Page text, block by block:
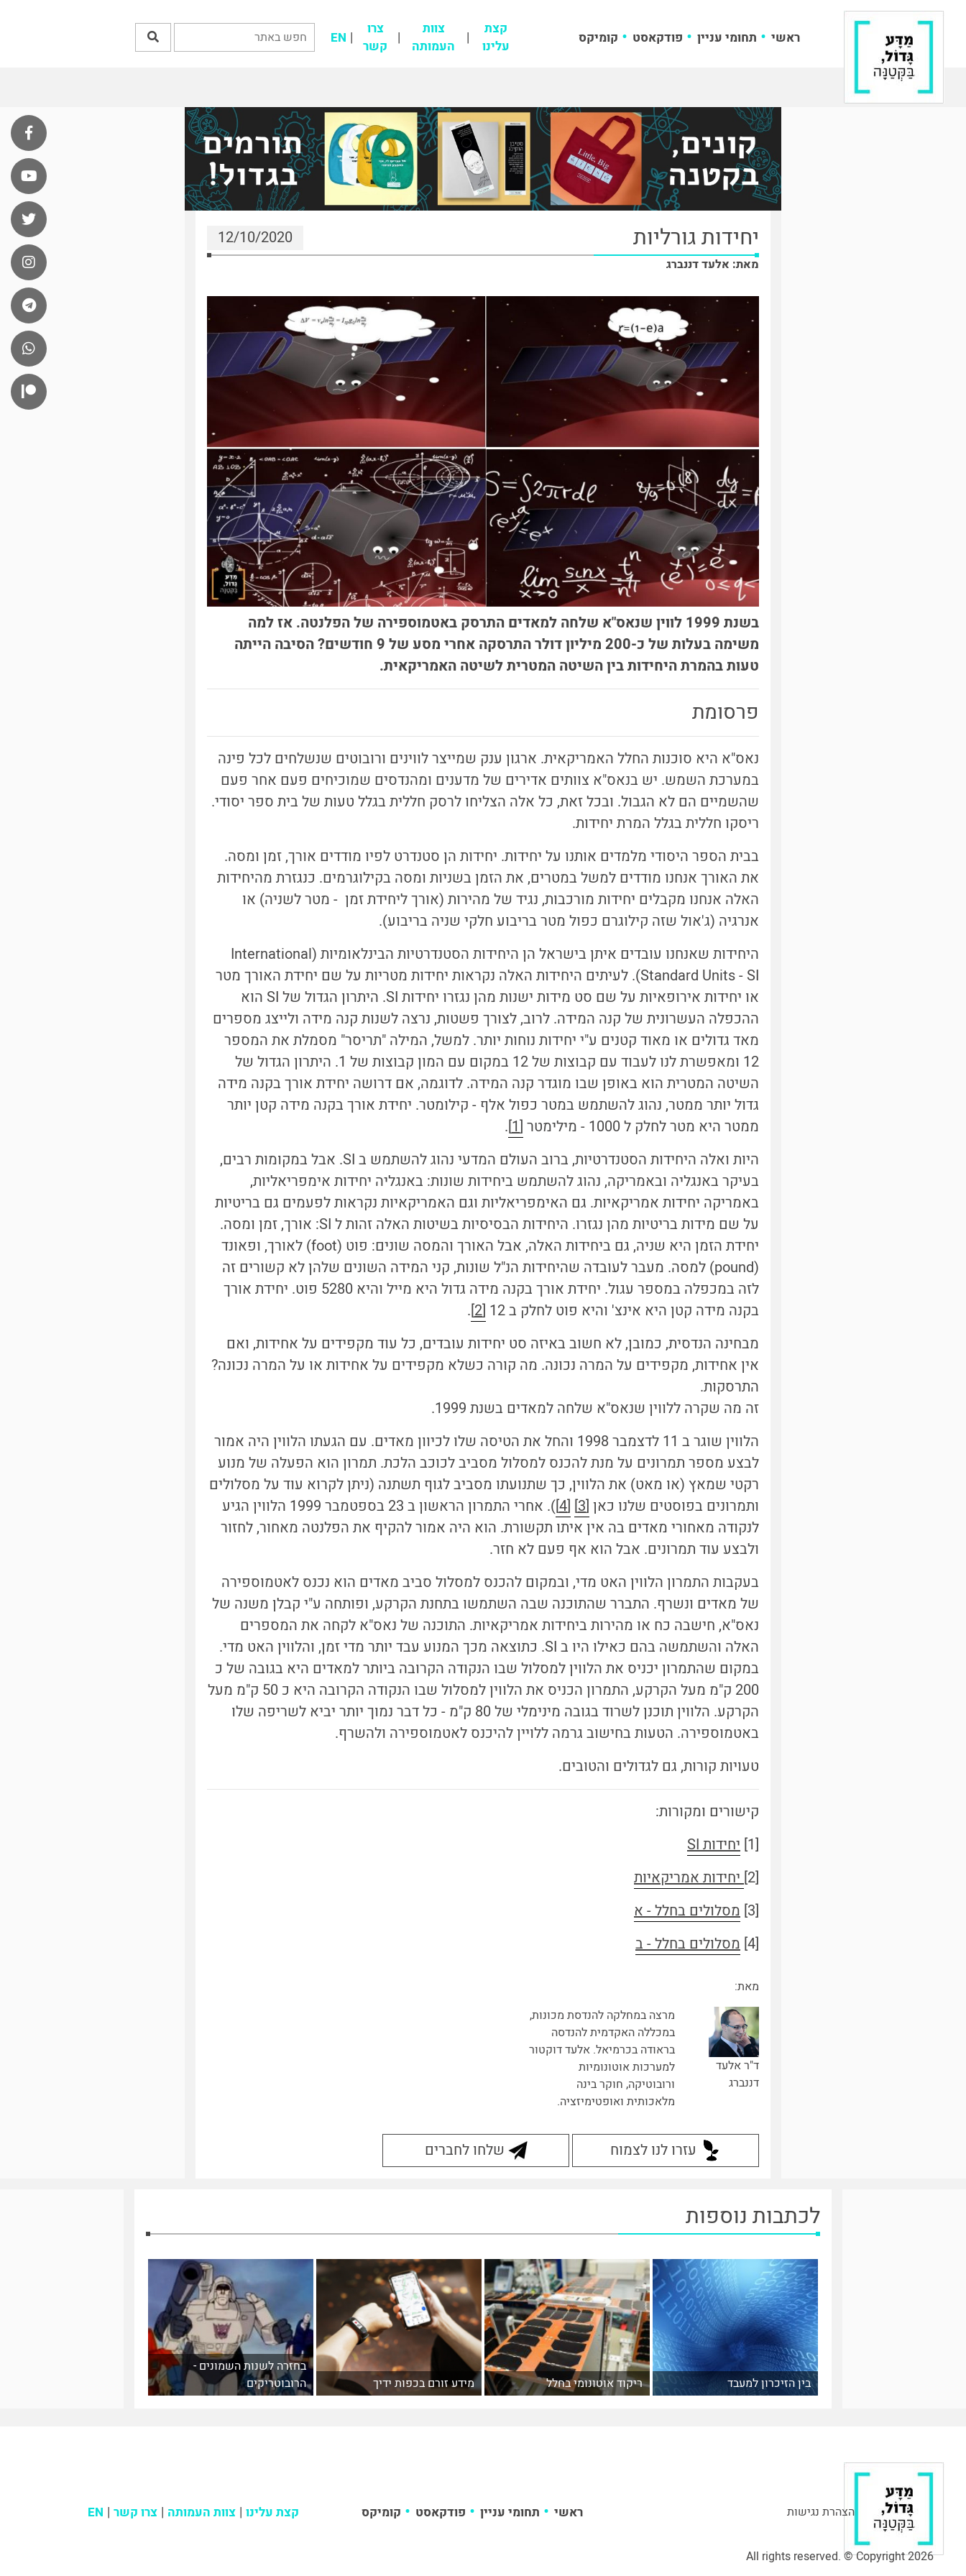
ראשי תחומי עניין פודקאסט קומיקס
קצת
עלינו
צוות
העמותה
צרו
קשר
EN
יחידות גורליות 12/10/2020
מאת: אלעד דננברג
בשנת 1999 לווין שנאס"א שלחה למאדים התרסק באטמוספירה של הפלנטה. אז למה
משימה בעלות של כ-200 מיליון דולר התרסקה אחרי מסע של 9 חודשים? הסיבה הייתה
טעות בהמרת היחידות בין השיטה המטרית לשיטה האמריקאית.
פרסומת
נאס"א היא סוכנות החלל האמריקאית. ארגון ענק שמייצר לווינים ורובוטים שנשלחים לכל פינה
במערכת השמש. יש בנאס"א צוותים אדירים של מדענים ומהנדסים שמוכיחים פעם אחר פעם
שהשמיים הם לא הגבול. ובכל זאת, כל אלה הצליחו לרסק חללית בגלל טעות של בית ספר יסודי.
ריסקו חללית בגלל המרת יחידות.
בבית הספר היסודי מלמדים אותנו על יחידות. יחידות הן סטנדרט לפיו מודדים אורך, זמן ומסה.
את האורך אנחנו מודדים למשל במטרים, את הזמן בשניות ומסה בקילוגרמים. כנגזרת מהיחידות
האלה אנחנו מקבלים יחידות מורכבות, נגיד של מהירות (אורך ליחידת זמן - מטר לשניה) או
אנרגיה (ג'אול שזה קילוגרם כפול מטר בריבוע חלקי שניה בריבוע).
היחידות שאנחנו עובדים איתן בישראל הן היחידות הסטנדרטיות הבינלאומיות (International
Standard Units - SI). לעיתים היחידות האלה נקראות יחידות מטריות על שם יחידת האורך מטר
או יחידות אירופאיות על שם סט מידות ישנות מהן נגזרו יחידות SI. היתרון הגדול של SI הוא
ההכפלה העשרונית של קנה המידה. לרוב, לצורך פשטות, נרצה לשנות קנה מידה ולייצג מספרים
מאד גדולים או מאוד קטנים ע"י יחידות נוחות יותר. למשל, המילה "תריסר" מסמלת את המספר
12 ומאפשרת לנו לעבוד עם קבוצות של 12 במקום עם המון קבוצות של 1. היתרון הגדול של
השיטה המטרית הוא באופן שבו מוגדר קנה המידה. לדוגמה, אם דרושה יחידת אורך בקנה מידה
גדול יותר ממטר, נהוג להשתמש במטר כפול אלף - קילומטר. יחידת אורך בקנה מידה קטן יותר
ממטר היא מטר לחלק ל 1000 - מילימטר
[1]
.
היות ואלה היחידות הסטנדרטיות, ברוב העולם המדעי נהוג להשתמש ב SI. אבל במקומות רבים,
בעיקר באנגליה ובאמריקה, נהוג להשתמש ביחידות שונות: באנגליה יחידות אימפריאליות,
באמריקה יחידות אמריקאיות. גם האימפריאליות וגם האמריקאיות נקראות לפעמים גם בריטיות
על שם מידות בריטיות מהן נגזרו. היחידות הבסיסיות בשיטות האלה זהות ל SI: אורך, זמן ומסה.
יחידת הזמן היא שניה, גם ביחידות האלה, אבל האורך והמסה שונים: פוט (foot) לאורך, ופאונד
(pound) למסה. מעבר לעובדה שהיחידות הנ"ל שונות, קני המידה השונים שלהן לא קשורים זה
לזה במכפלה במספר עגול. יחידת אורך בקנה מידה גדול היא מייל והיא 5280 פוט. יחידת אורך
בקנה מידה קטן היא אינצ' והיא פוט לחלק ב 12
[2]
.
מבחינה הנדסית, כמובן, לא חשוב באיזה סט יחידות עובדים, כל עוד מקפידים על אחידות, ואם
אין אחידות, מקפידים על המרה נכונה. מה קורה כשלא מקפידים על אחידות או על המרה נכונה?
התרסקות.
זה מה שקרה ללווין שנאס"א שלחה למאדים בשנת 1999.
הלווין שוגר ב 11 לדצמבר 1998 והחל את הטיסה שלו לכיוון מאדים. עם הגעתו הלווין היה אמור
לבצע מספר תמרונים על מנת להכנס למסלול מסביב לכוכב הלכת. תמרון הוא הפעלה של מנוע
רקטי שמאץ (או מאט) את הלווין, כך שתנועתו מסביב לגוף תשתנה (ניתן לקרוא עוד על מסלולים
ותמרונים בפוסטים שלנו כאן [3]
[4]
). אחרי התמרון הראשון ב 23 בספטמבר 1999 הלווין הגיע
לנקודה מאחורי מאדים בה אין איתו תקשורת. הוא היה אמור להקיף את הפלנטה מאחור, לחזור
ולבצע עוד תמרונים. אבל הוא אף פעם לא חזר.
בעקבות התמרון הלווין האט מדי, ובמקום להכנס למסלול סביב מאדים הוא נכנס לאטמוספירה
של מאדים ונשרף. התברר שהתוכנה שבה השתמשו בתחנת הקרקע, ופותחה ע"י קבלן משנה של
נאס"א, חישבה כח או מהירות ביחידות אמריקאיות. התוכנה של נאס"א לקחה את המספרים
האלה והשתמשה בהם כאילו היו ב SI. כתוצאה מכך המנוע עבד יותר מדי זמן, והלווין האט מדי.
במקום שהתמרון יכניס את הלווין למסלול שבו הנקודה הקרובה ביותר למאדים היא בגובה של כ
200 ק"מ מעל הקרקע, התמרון הכניס את הלווין למסלול שבו הנקודה הקרובה היא כ 50 ק"מ מעל
הקרקע. הלווין תוכנן לשרוד בגובה מינימלי של 80 ק"מ - כל דבר נמוך יותר יביא לשריפה שלו
באטמוספירה. הטעות בחישוב גרמה ללויין להיכנס לאטמוספירה ולהשרף.
טעויות קורות, גם לגדולים והטובים.
קישורים ומקורות:
[1]
יחידות SI
[2]
יחידות אמריקאיות
[3]
מסלולים בחלל - א
[4]
מסלולים בחלל - ב
מאת:
ד"ר אלעד
דננברג
מרצה במחלקה להנדסת מכונות,
במכללה האקדמית להנדסה
בראודה בכרמיאל. אלעד דוקטור
למערכות אוטונומיות
ורובוטיקה, חוקר בינה
מלאכותית ואופטימיזציה.
עזרו לנו לצמוח שלחו לחברים
לכתבות נוספות
בין הזיכרון למעבד ריקוד אוטונומי בחלל מידע זורם בכפות ידיך
בחזרה לשנות השמונים -
הרובוטריקים
הצהרת נגישות ראשי תחומי עניין פודקאסט קומיקס קצת עלינו צוות העמותה צרו קשר EN
All rights reserved. © Copyright 2026